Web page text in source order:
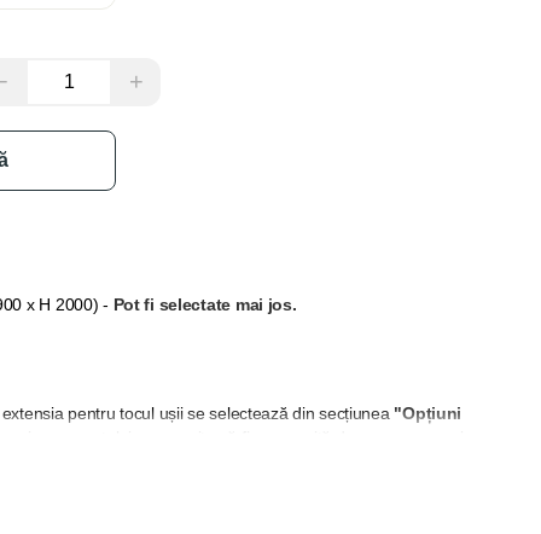
+
x H 2000)- Pot fi selectate mai jos.
pentru tocul ușii se selectează din secțiunea "Opțiuni